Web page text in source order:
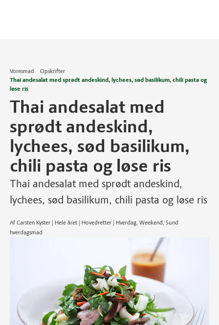
Voresmad
Opskrifter
Thai andesalat med sprødt andeskind, lychees, sød basilikum, chili pasta og
løse ris
Thai andesalat med
sprødt andeskind,
lychees, sød basilikum,
chili pasta og løse ris
Thai andesalat med sprødt andeskind,
lychees, sød basilikum, chili pasta og løse ris
Af Carsten Kyster | Hele året | Hovedretter | Hverdag, Weekend, Sund
hverdagsmad